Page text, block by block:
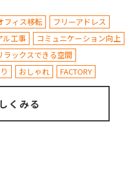
フィス移転
フリーアドレス
ル工事
コミュニケーション向上
ラックスできる空間
おしゃれ FACTORY
くみる